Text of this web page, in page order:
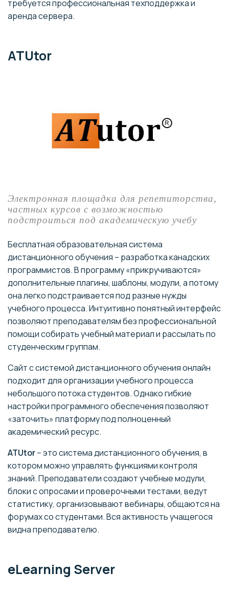
требуется профессиональная техподдержка и
аренда сервера.
ATUtor
Электронная площадка для репетиторства,
частных курсов с возможностью
подстроиться под академическую учебу
Бесплатная образовательная система
дистанционного обучения – разработка канадских
программистов. В программу «прикручиваются»
дополнительные плагины, шаблоны, модули, а потому
она легко подстраивается под разные нужды
учебного процесса. Интуитивно понятный интерфейс
позволяют преподавателям без профессиональной
помощи собирать учебный материал и рассылать по
студенческим группам.
Сайт с системой дистанционного обучения онлайн
подходит для организации учебного процесса
небольшого потока студентов. Однако гибкие
настройки программного обеспечения позволяют
«заточить» платформу под полноценный
академический ресурс.
ATUtor– это система дистанционного обучения, в
котором можно управлять функциями контроля
знаний. Преподаватели создают учебные модули,
блоки с опросами и проверочными тестами, ведут
статистику, организовывают вебинары, общаются на
форумах со студентами. Вся активность учащегося
видна преподавателю.
eLearning Server